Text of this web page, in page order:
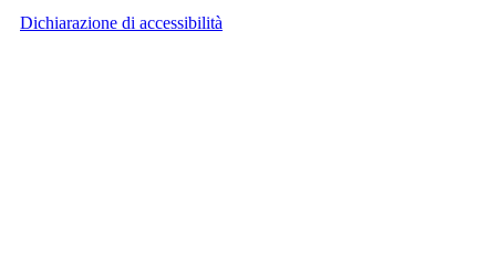
Dichiarazione di accessibilità